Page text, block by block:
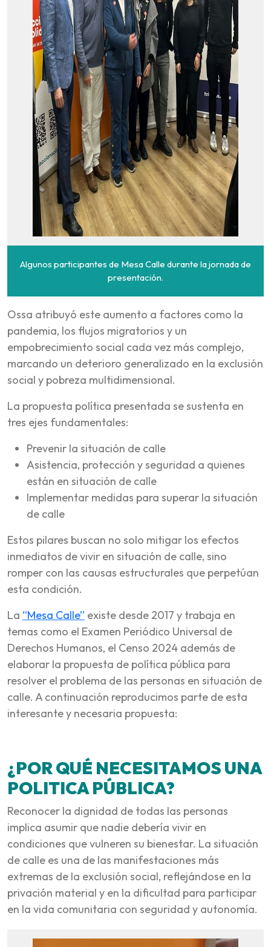
Algunos participantes de Mesa Calle durante la jornada de
presentación.
Ossa atribuyó este aumento a factores como la
pandemia, los flujos migratorios y un
empobrecimiento social cada vez más complejo,
marcando un deterioro generalizado en la exclusión
social y pobreza multidimensional.
La propuesta política presentada se sustenta en
tres ejes fundamentales:
Prevenir la situación de calle
Asistencia, protección y seguridad a quienes
están en situación de calle
Implementar medidas para superar la situación
de calle
Estos pilares buscan no solo mitigar los efectos
inmediatos de vivir en situación de calle, sino
romper con las causas estructurales que perpetúan
esta condición.
La “Mesa Calle” existe desde 2017 y trabaja en
temas como el Examen Periódico Universal de
Derechos Humanos, el Censo 2024 además de
elaborar la propuesta de política pública para
resolver el problema de las personas en situación de
calle. A continuación reproducimos parte de esta
interesante y necesaria propuesta:
¿POR QUÉ NECESITAMOS UNA
POLITICA PÚBLICA?
Reconocer la dignidad de todas las personas
implica asumir que nadie debería vivir en
condiciones que vulneren su bienestar. La situación
de calle es una de las manifestaciones más
extremas de la exclusión social, reflejándose en la
privación material y en la dificultad para participar
en la vida comunitaria con seguridad y autonomía.